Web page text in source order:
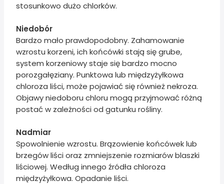
stosunkowo dużo chlorków.
Niedobór
Bardzo mało prawdopodobny. Zahamowanie
wzrostu korzeni, ich końcówki stają się grube,
system korzeniowy staje się bardzo mocno
porozgałęziany. Punktowa lub międzyżyłkowa
chloroza liści, może pojawiać się również nekroza.
Objawy niedoboru chloru mogą przyjmować różną
postać w zależności od gatunku rośliny.
Nadmiar
Spowolnienie wzrostu. Brązowienie końcówek lub
brzegów liści oraz zmniejszenie rozmiarów blaszki
liściowej. Według innego źródła chloroza
międzyżyłkowa. Opadanie liści.